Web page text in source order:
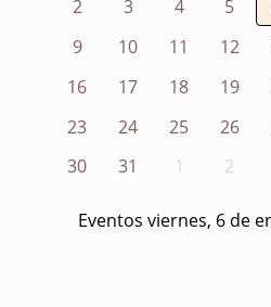
2
3 4 5
9
10 11 12
16
17 18 19
23
24 25 26
30
31 1 2
Eventos viernes, 6 de